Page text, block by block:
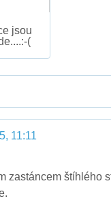
jsou
(
11:11
zastáncem štíhlého